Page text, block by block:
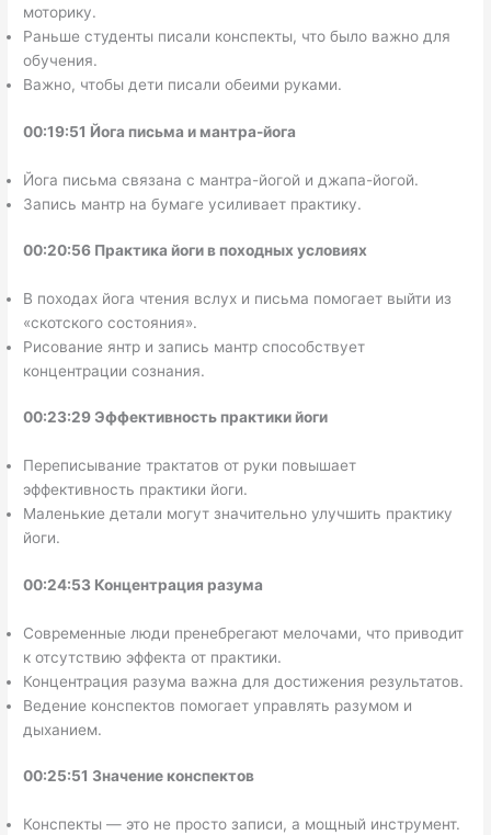
моторику.
Раньше студенты писали конспекты, что было важно для
обучения.
Важно, чтобы дети писали обеими руками.
00:19:51 Йога письма и мантра-йога
Йога письма связана с мантра-йогой и джапа-йогой.
Запись мантр на бумаге усиливает практику.
00:20:56 Практика йоги в походных условиях
В походах йога чтения вслух и письма помогает выйти из
«скотского состояния».
Рисование янтр и запись мантр способствует
концентрации сознания.
00:23:29 Эффективность практики йоги
Переписывание трактатов от руки повышает
эффективность практики йоги.
Маленькие детали могут значительно улучшить практику
йоги.
00:24:53 Концентрация разума
Современные люди пренебрегают мелочами, что приводит
к отсутствию эффекта от практики.
Концентрация разума важна для достижения результатов.
Ведение конспектов помогает управлять разумом и
дыханием.
00:25:51 Значение конспектов
Конспекты — это не просто записи, а мощный инструмент.